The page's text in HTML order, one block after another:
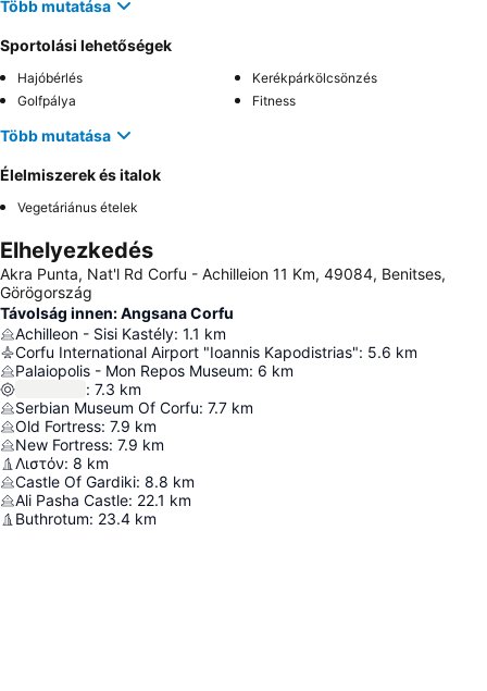
Több mutatása
Sportolási lehetőségek
Hajóbérlés
Kerékpárkölcsönzés
Golfpálya
Fitness
Több mutatása
Élelmiszerek és italok
Vegetáriánus ételek
Elhelyezkedés
Akra Punta, Nat'l Rd Corfu - Achilleion 11 Km, 49084, Benitses,
Görögország
Távolság innen: Angsana Corfu
Achilleon - Sisi Kastély: 1.1 km
Corfu International Airport "Ioannis Kapodistrias": 5.6 km
Palaiopolis - Mon Repos Museum: 6 km
: 7.3 km
Serbian Museum Of Corfu: 7.7 km
Old Fortress: 7.9 km
New Fortress: 7.9 km
Λιστόν: 8 km
Castle Of Gardiki: 8.8 km
Ali Pasha Castle: 22.1 km
Buthrotum: 23.4 km